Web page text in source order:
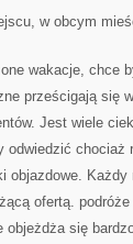
w obcym
wakacje, chce
prześcigają się
Jest wiele
odwiedzić chociaż
objazdowe.
ofertą.
objeżdża się